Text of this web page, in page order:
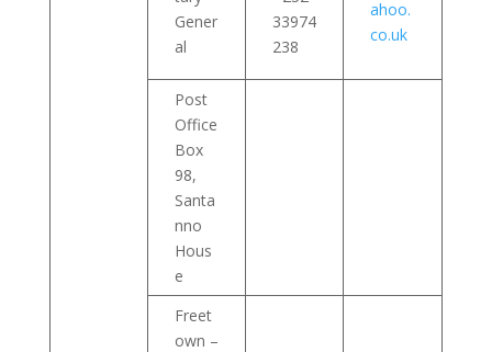
Gener
al
33974
238
ahoo.
co.uk
Post
Office
Box
98,
Santa
nno
Hous
e
Freet
own –